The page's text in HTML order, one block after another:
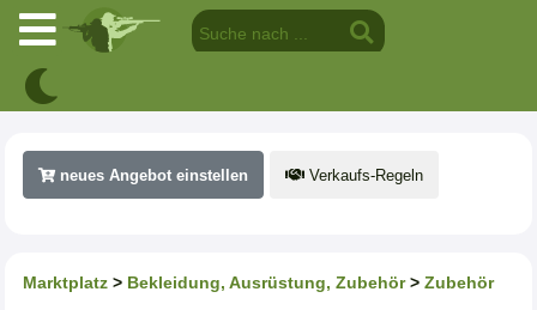
neues Angebot einstellen Verkaufs-Regeln
Marktplatz > Bekleidung, Ausrüstung, Zubehör> Zubehör